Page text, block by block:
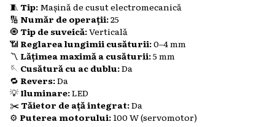
🧵Tip: Mașină de cusut electromecanică
🔢 Număr de operații:25
🧿Tip de suveică:Verticală
📶 Reglarea lungimii cusăturii:0–4 mm
〽️ Lățimea maximă a cusăturii:5 mm
🪡 Cusătură cu ac dublu:Da
🔁 Revers:Da
💡 Iluminare:LED
✂️Tăietor de ață integrat:Da
⚙️ Puterea motorului: 100 W (servomotor)